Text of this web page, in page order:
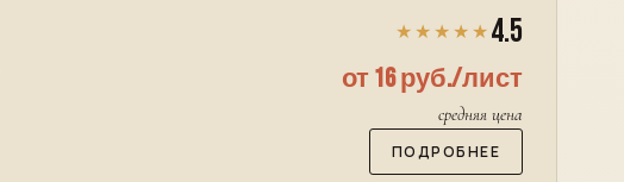
★★★★★ 4.5
от 16 руб./лист
средняя цена
ПОДРОБНЕЕ